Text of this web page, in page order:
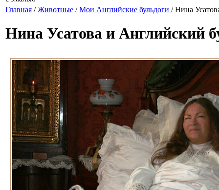
Главная /Животные /Мои Английские бульдоги / Нина
Нина Усатова и Английский